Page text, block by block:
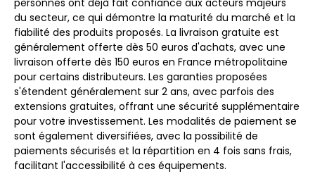
personnes ont déjà fait confiance aux acteurs majeurs
du secteur, ce qui démontre la maturité du marché et la
fiabilité des produits proposés. La livraison gratuite est
généralement offerte dès 50 euros d'achats, avec une
livraison offerte dès 150 euros en France métropolitaine
pour certains distributeurs. Les garanties proposées
s'étendent généralement sur 2 ans, avec parfois des
extensions gratuites, offrant une sécurité supplémentaire
pour votre investissement. Les modalités de paiement se
sont également diversifiées, avec la possibilité de
paiements sécurisés et la répartition en 4 fois sans frais,
facilitant l'accessibilité à ces équipements.